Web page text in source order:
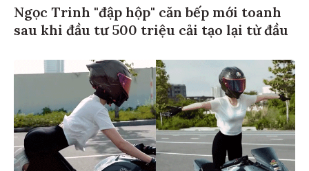
Ngọc Trinh "đập hộp" căn bếp mới toanh
sau khi đầu tư 500 triệu cải tạo lại từ đầu